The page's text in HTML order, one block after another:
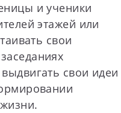
и ученики
этажей или
свои
свои идеи